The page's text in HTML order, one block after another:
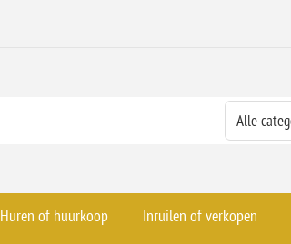
Huren of huurkoop Inruilen of verkopen